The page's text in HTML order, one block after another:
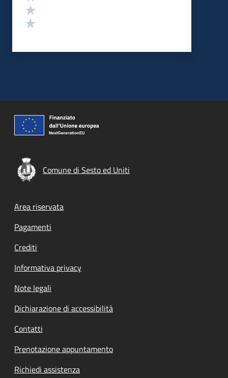
Comune di Sesto ed Uniti
Footer menu
Area riservata
Pagamenti
Crediti
Informativa privacy
Note legali
Dichiarazione di accessibilità
Contatti
Prenotazione appuntamento
Richiedi assistenza